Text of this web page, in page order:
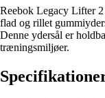
Reebok Legacy Lifter
flad og rillet
Denne ydersål er
træningsmiljøer.